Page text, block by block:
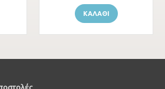
ΚΑΛΆΘΙ